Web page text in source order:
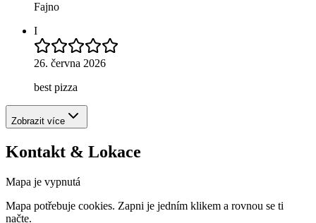
Fajno
I
26. června 2026
best pizza
Zobrazit více
Kontakt & Lokace
Mapa je vypnutá
Mapa potřebuje cookies. Zapni je jedním klikem a rovnou se ti
načte.